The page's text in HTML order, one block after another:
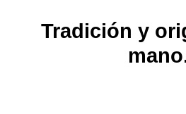
Tradición y